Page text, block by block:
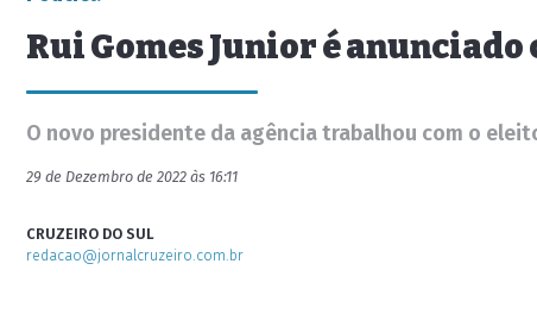
Rui Gomes Junior é
O novo presidente da agência trabalhou com o
29 de Dezembro de 2022 às 16:11
CRUZEIRO DO SUL
redacao@jornalcruzeiro.com.br